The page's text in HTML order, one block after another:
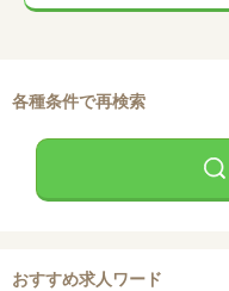
各種条件で再検索
おすすめ求人ワード